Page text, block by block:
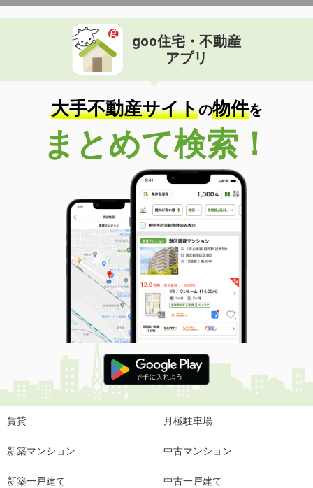
goo住宅・不動産
アプリ
大手不動産サイトの物件を
まとめて検索！
賃貸 月極駐車場
新築マンション 中古マンション
新築一戸建て 中古一戸建て